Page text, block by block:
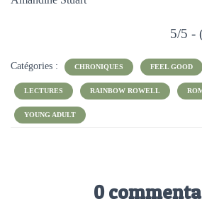
5/5 -
Catégories : CHRONIQUES FEEL GOOD
LECTURES RAINBOW ROWELL
YOUNG ADULT
0